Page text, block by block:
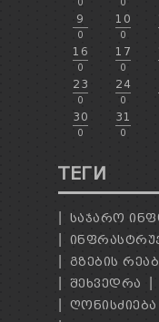
0 0
9
0
10
0
16
0
17
0
23
0
24
0
30
0
31
0
ТЕГИ
ᲡᲐᲯᲐᲠᲝ
ᲒᲖᲔᲑᲘᲡ
ᲨᲔᲮᲕᲔᲓᲠᲐ
ᲦᲝᲜᲘᲡᲫᲘᲔᲑᲐ